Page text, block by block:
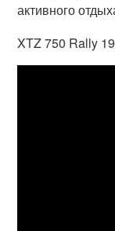
активного
XTZ 750 Rally